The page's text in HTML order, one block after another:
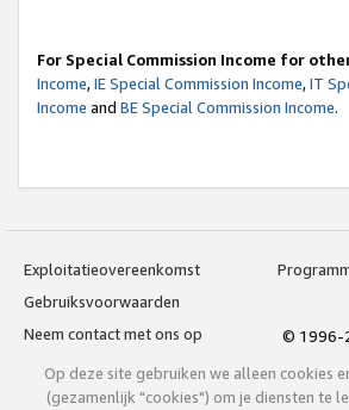
For Special Commission Income for
Income,IE Special Commission Income,IT
Income and BE Special Commission Income.
Exploitatieovereenkomst
Gebruiksvoorwaarden
Neem contact met ons op
© 1996-
Op deze site gebruiken we alleen cookies
(gezamenlijk "cookies") om je diensten te